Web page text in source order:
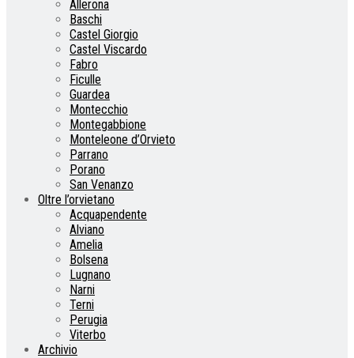
Allerona
Baschi
Castel Giorgio
Castel Viscardo
Fabro
Ficulle
Guardea
Montecchio
Montegabbione
Monteleone d’Orvieto
Parrano
Porano
San Venanzo
Oltre l’orvietano
Acquapendente
Alviano
Amelia
Bolsena
Lugnano
Narni
Terni
Perugia
Viterbo
Archivio